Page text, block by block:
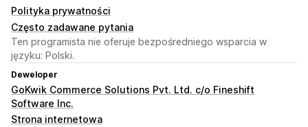
Polityka prywatności
Często zadawane pytania
Ten programista nie oferuje bezpośredniego wsparcia w
języku: Polski.
Deweloper
GoKwik Commerce Solutions Pvt. Ltd. c/o Fineshift
Software Inc.
Strona internetowa